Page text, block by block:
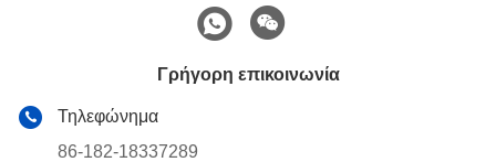
Γρήγορη επικοινωνία
Τηλεφώνημα
86-182-18337289